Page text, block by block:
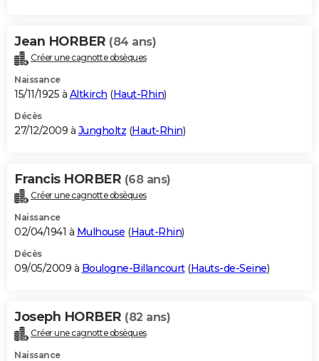
Jean HORBER (84 ans)
Créer une cagnotte obsèques
Naissance
15/11/1925 à Altkirch (Haut-Rhin)
Décès
27/12/2009 à Jungholtz (Haut-Rhin)
Francis HORBER (68 ans)
Créer une cagnotte obsèques
Naissance
02/04/1941 à Mulhouse (Haut-Rhin)
Décès
09/05/2009 à Boulogne-Billancourt(Hauts-de-Seine)
Joseph HORBER (82 ans)
Créer une cagnotte obsèques
Naissance